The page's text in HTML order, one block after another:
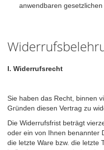
anwendbaren gesetzlichen
I. Widerrufsrecht
Sie haben das Recht, binnen
Gründen diesen Vertrag zu
Die Widerrufsfrist beträgt
oder ein von Ihnen benannter
die letzte Ware bzw. die letzte